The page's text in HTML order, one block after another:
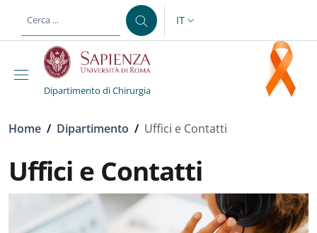
al contenuto principale
SELETTORE LINGUA:
IT
Dipartimento di Chirurgia
Briciole di pane
Home / Dipartimento / Uffici e Contatti
Uffici e Contatti